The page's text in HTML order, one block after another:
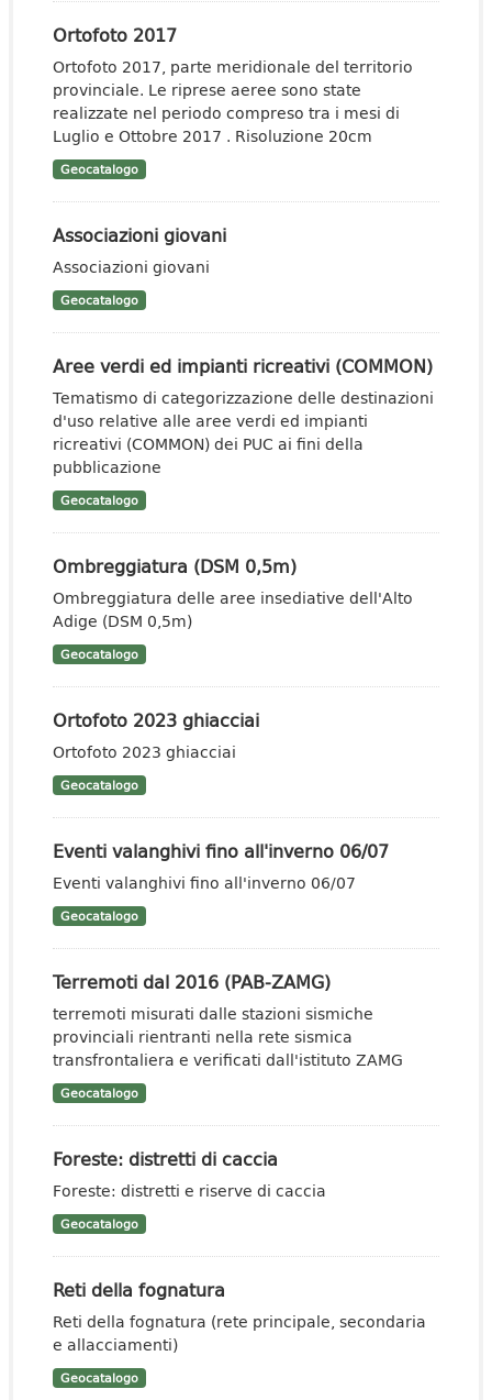
Ortofoto 2017
Ortofoto 2017, parte meridionale del territorio
provinciale. Le riprese aeree sono state
realizzate nel periodo compreso tra i mesi di
Luglio e Ottobre 2017 . Risoluzione 20cm
Geocatalogo
Associazioni giovani
Associazioni giovani
Geocatalogo
Aree verdi ed impianti ricreativi (COMMON)
Tematismo di categorizzazione delle destinazioni
d'uso relative alle aree verdi ed impianti
ricreativi (COMMON) dei PUC ai fini della
pubblicazione
Geocatalogo
Ombreggiatura (DSM 0,5m)
Ombreggiatura delle aree insediative dell'Alto
Adige (DSM 0,5m)
Geocatalogo
Ortofoto 2023 ghiacciai
Ortofoto 2023 ghiacciai
Geocatalogo
Eventi valanghivi fino all'inverno 06/07
Eventi valanghivi fino all'inverno 06/07
Geocatalogo
Terremoti dal 2016 (PAB-ZAMG)
terremoti misurati dalle stazioni sismiche
provinciali rientranti nella rete sismica
transfrontaliera e verificati dall'istituto ZAMG
Geocatalogo
Foreste: distretti di caccia
Foreste: distretti e riserve di caccia
Geocatalogo
Reti della fognatura
Reti della fognatura (rete principale, secondaria
e allacciamenti)
Geocatalogo